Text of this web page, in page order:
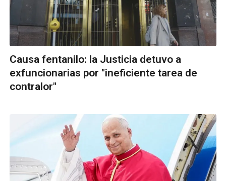
Causa fentanilo: la Justicia detuvo a
exfuncionarias por "ineficiente tarea de
contralor"